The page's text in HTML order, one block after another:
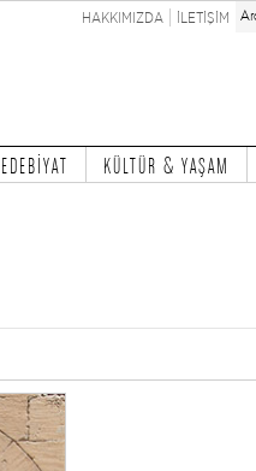
HAKKIMIZDA İLETİŞİM
EDEBİYAT KÜLTÜR & YAŞAM